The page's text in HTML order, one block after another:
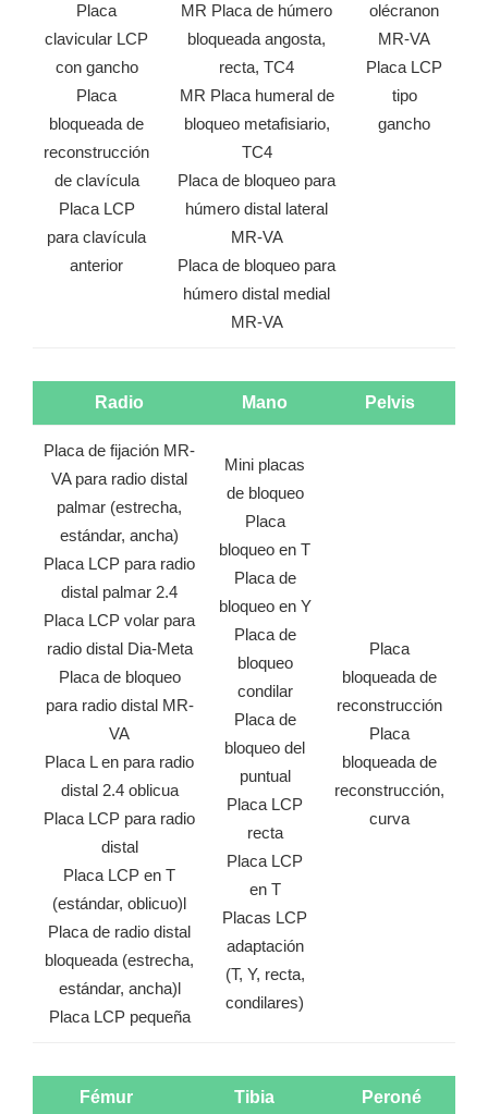
Placa
clavicular LCP
con gancho
Placa
bloqueada de
reconstrucción
de clavícula
Placa LCP
para clavícula
anterior
MR Placa de húmero
bloqueada angosta,
recta, TC4
MR Placa humeral de
bloqueo metafisiario,
TC4
Placa de bloqueo para
húmero distal lateral
MR-VA
Placa de bloqueo para
húmero distal medial
MR-VA
olécranon
MR-VA
Placa LCP
tipo
gancho
Radio Mano Pelvis
Placa de fijación MR-
VA para radio distal
palmar (estrecha,
estándar, ancha)
Placa LCP para radio
distal palmar 2.4
Placa LCP volar para
radio distal Dia-Meta
Placa de bloqueo
para radio distal MR-
VA
Placa L en para radio
distal 2.4 oblicua
Placa LCP para radio
distal
Placa LCP en T
(estándar, oblicuo)l
Placa de radio distal
bloqueada (estrecha,
estándar, ancha)l
Placa LCP pequeña
Mini placas
de bloqueo
Placa
bloqueo en T
Placa de
bloqueo en Y
Placa de
bloqueo
condilar
Placa de
bloqueo del
puntual
Placa LCP
recta
Placa LCP
en T
Placas LCP
adaptación
(T, Y, recta,
condilares)
Placa
bloqueada de
reconstrucción
Placa
bloqueada de
reconstrucción,
curva
Fémur Tibia Peroné